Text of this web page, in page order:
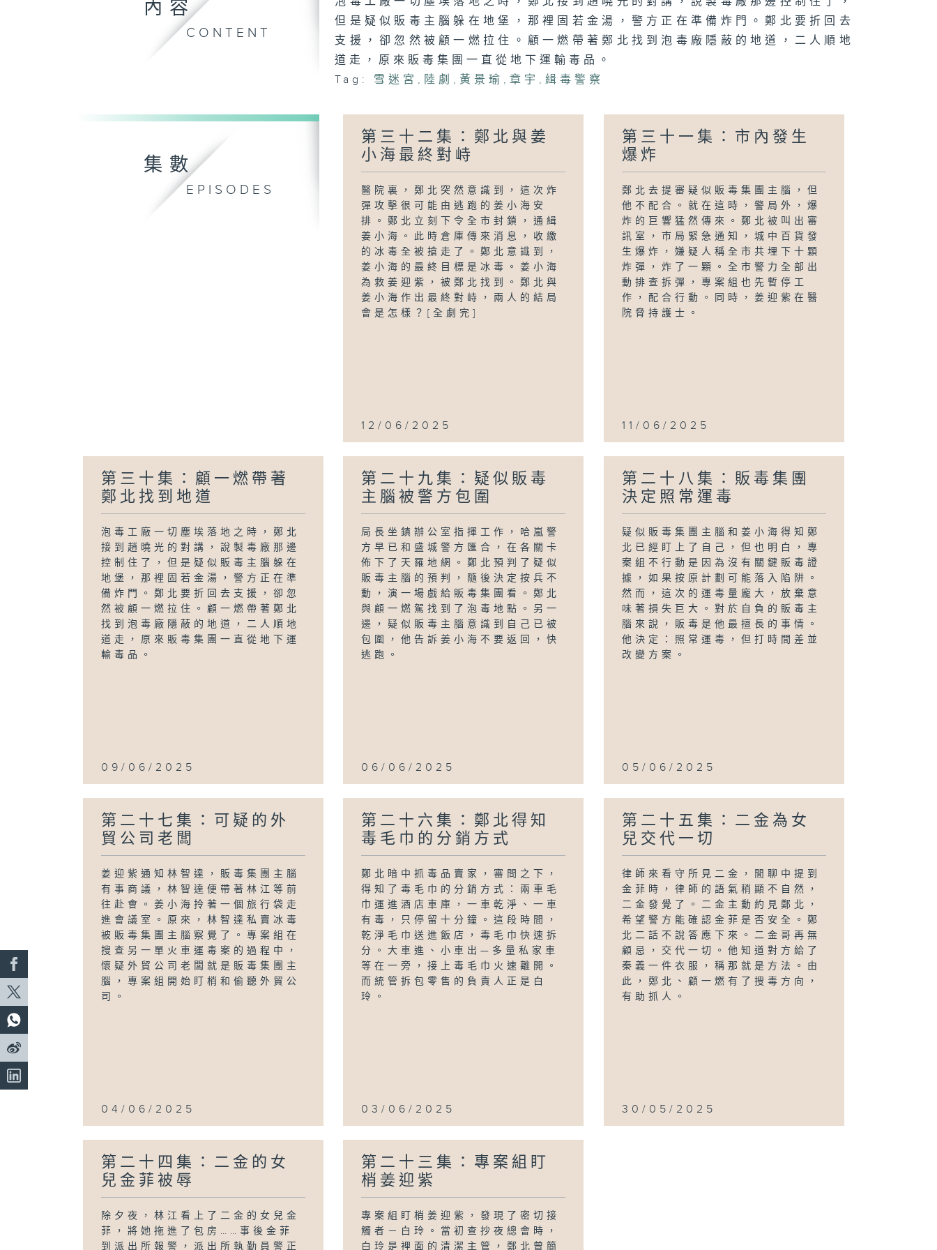
內容
CONTENT
但是疑似販毒主腦躲在地堡，那裡固若金湯，警方正在準備炸門。鄭北要折回去
支援，卻忽然被顧一燃拉住。顧一燃帶著鄭北找到泡毒廠隱蔽的地道，二人順地
道走，原來販毒集團一直從地下運輸毒品。
Tag:
雪迷宮 , 陸劇 , 黃景瑜 ,章宇 ,緝毒警察
集數
EPISODES
第三十二集：鄭北與姜
小海最終對峙
醫院裏，鄭北突然意識到，這次炸
彈攻擊很可能由逃跑的姜小海安
排。鄭北立刻下令全市封鎖，通緝
姜小海。此時倉庫傳來消息，收繳
的冰毒全被搶走了。鄭北意識到，
姜小海的最終目標是冰毒。姜小海
為救姜迎紫，被鄭北找到。鄭北與
姜小海作出最終對峙，兩人的結局
會是怎樣？[全劇完]
12/06/2025
第三十一集：市內發生
爆炸
鄭北去提審疑似販毒集團主腦，但
他不配合。就在這時，警局外，爆
炸的巨響猛然傳來。鄭北被叫出審
訊室，市局緊急通知，城中百貨發
生爆炸，嫌疑人稱全市共埋下十顆
炸彈，炸了一顆。全市警力全部出
動排查拆彈，專案組也先暫停工
作，配合行動。同時，姜迎紫在醫
院脅持護士。
11/06/2025
第三十集：顧一燃帶著
鄭北找到地道
泡毒工廠一切塵埃落地之時，鄭北
接到趙曉光的對講，說製毒廠那邊
控制住了，但是疑似販毒主腦躲在
地堡，那裡固若金湯，警方正在準
備炸門。鄭北要折回去支援，卻忽
然被顧一燃拉住。顧一燃帶著鄭北
找到泡毒廠隱蔽的地道，二人順地
道走，原來販毒集團一直從地下運
輸毒品。
09/06/2025
第二十九集：疑似販毒
主腦被警方包圍
局長坐鎮辦公室指揮工作，哈嵐警
方早已和盛城警方匯合，在各關卡
佈下了天羅地網。鄭北預判了疑似
販毒主腦的預判，隨後決定按兵不
動，演一場戲給販毒集團看。鄭北
與顧一燃駕找到了泡毒地點。另一
邊，疑似販毒主腦意識到自己已被
包圍，他告訴姜小海不要返回，快
逃跑。
06/06/2025
第二十八集：販毒集團
決定照常運毒
疑似販毒集團主腦和姜小海得知鄭
北已經盯上了自己，但也明白，專
案組不行動是因為沒有關鍵販毒證
據，如果按原計劃可能落入陷阱。
然而，這次的運毒量龐大，放棄意
味著損失巨大。對於自負的販毒主
腦來說，販毒是他最擅長的事情。
他決定：照常運毒，但打時間差並
改變方案。
05/06/2025
第二十七集：可疑的外
貿公司老闆
姜迎紫通知林智達，販毒集團主腦
有事商議，林智達便帶著林江等前
往赴會。姜小海拎著一個旅行袋走
進會議室。原來，林智達私賣冰毒
被販毒集團主腦察覺了。專案組在
搜查另一單火車運毒案的過程中，
懷疑外貿公司老闆就是販毒集團主
腦，專案組開始盯梢和偷聽外貿公
司。
04/06/2025
第二十六集：鄭北得知
毒毛巾的分銷方式
鄭北暗中抓毒品賣家，審問之下，
得知了毒毛巾的分銷方式：兩車毛
巾運進酒店車庫，一車乾淨、一車
有毒，只停留十分鐘。這段時間，
乾淨毛巾送進飯店，毒毛巾快速拆
分。大車進、小車出—多量私家車
等在一旁，接上毒毛巾火速離開。
而統管拆包零售的負責人正是白
玲。
03/06/2025
第二十五集：二金為女
兒交代一切
律師來看守所見二金，閒聊中提到
金菲時，律師的語氣稍顯不自然，
二金發覺了。二金主動約見鄭北，
希望警方能確認金菲是否安全。鄭
北二話不說答應下來。二金哥再無
顧忌，交代一切。他知道對方給了
秦義一件衣服，稱那就是方法。由
此，鄭北、顧一燃有了搜毒方向，
有助抓人。
30/05/2025
第二十四集：二金的女
兒金菲被辱
除夕夜，林江看上了二金的女兒金
菲，將她拖進了包房……事後金菲
到派出所報警，派出所執勤員警正
第二十三集：專案組盯
梢姜迎紫
專案組盯梢姜迎紫，發現了密切接
觸者－白玲。當初查抄夜總會時，
白玲是裡面的清潔主管，鄭北曾簡